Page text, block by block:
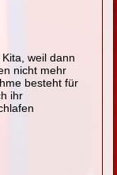
weil dann
nicht mehr
besteht für
ihr